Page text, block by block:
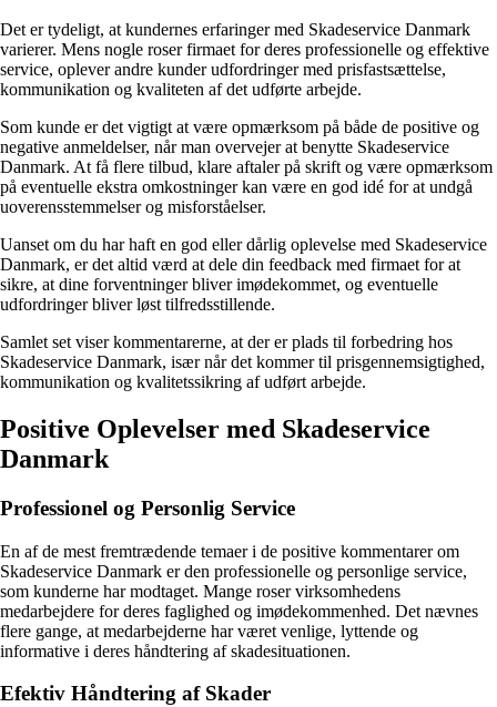
Det er tydeligt, at kundernes erfaringer med Skadeservice Danmark
varierer. Mens nogle roser firmaet for deres professionelle og effektive
service, oplever andre kunder udfordringer med prisfastsættelse,
kommunikation og kvaliteten af det udførte arbejde.
Som kunde er det vigtigt at være opmærksom på både de positive og
negative anmeldelser, når man overvejer at benytte Skadeservice
Danmark. At få flere tilbud, klare aftaler på skrift og være opmærksom
på eventuelle ekstra omkostninger kan være en god idé for at undgå
uoverensstemmelser og misforståelser.
Uanset om du har haft en god eller dårlig oplevelse med Skadeservice
Danmark, er det altid værd at dele din feedback med firmaet for at
sikre, at dine forventninger bliver imødekommet, og eventuelle
udfordringer bliver løst tilfredsstillende.
Samlet set viser kommentarerne, at der er plads til forbedring hos
Skadeservice Danmark, især når det kommer til prisgennemsigtighed,
kommunikation og kvalitetssikring af udført arbejde.
Positive Oplevelser med Skadeservice
Danmark
Professionel og Personlig Service
En af de mest fremtrædende temaer i de positive kommentarer om
Skadeservice Danmark er den professionelle og personlige service,
som kunderne har modtaget. Mange roser virksomhedens
medarbejdere for deres faglighed og imødekommenhed. Det nævnes
flere gange, at medarbejderne har været venlige, lyttende og
informative i deres håndtering af skadesituationen.
Efektiv Håndtering af Skader